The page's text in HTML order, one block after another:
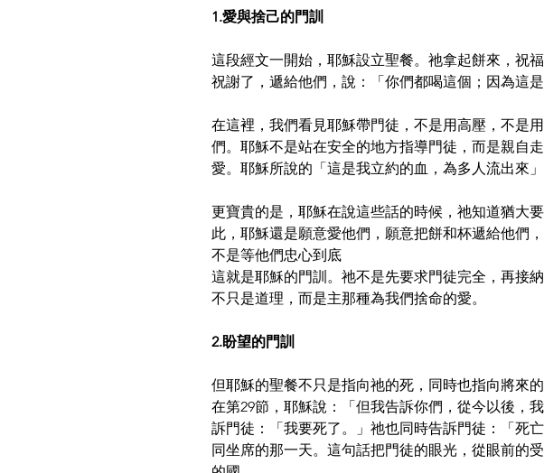
1.愛與捨己的門訓
這段經文一開始，耶穌設立聖餐。祂拿起餅來，祝
祝謝了，遞給他們，說：「你們都喝這個；因為這
在這裡，我們看見耶穌帶門徒，不是用高壓，不是
們。耶穌不是站在安全的地方指導門徒，而是親自
愛。耶穌所說的「這是我立約的血，為多人流出來
更寶貴的是，耶穌在說這些話的時候，祂知道猶大
此，耶穌還是願意愛他們，願意把餅和杯遞給他們
不是等他們忠心到底
這就是耶穌的門訓。祂不是先要求門徒完全，再接
不只是道理，而是主那種為我們捨命的愛。
2.盼望的門訓
但耶穌的聖餐不只是指向祂的死，同時也指向將來的
在第29節，耶穌說：「但我告訴你們，從今以後，
訴門徒：「我要死了。」祂也同時告訴門徒：「死
同坐席的那一天。這句話把門徒的眼光，從眼前的